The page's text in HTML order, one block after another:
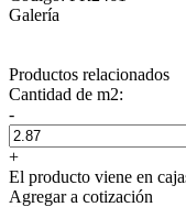
Galería
Productos relacionados
Cantidad de m2:
-
+
El producto viene en
Agregar a cotización